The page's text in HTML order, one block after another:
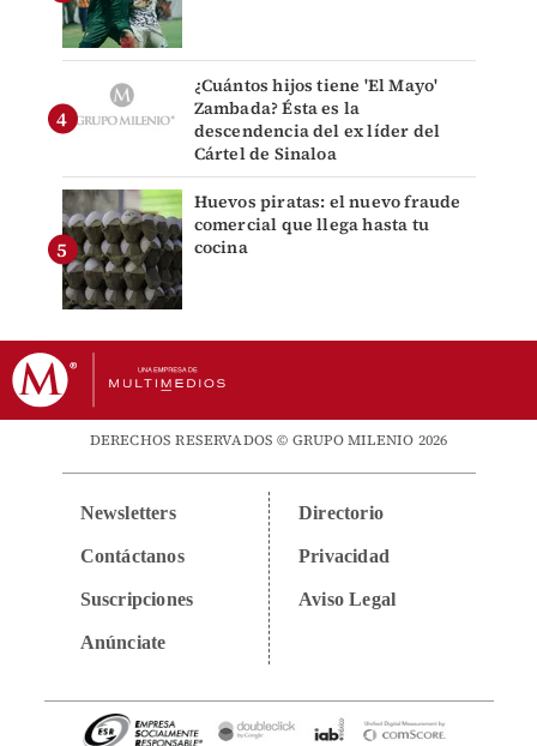
¿Cuántos hijos tiene 'El Mayo'
Zambada? Ésta es la
descendencia del ex líder del
Cártel de Sinaloa
Huevos piratas: el nuevo fraude
comercial que llega hasta tu
cocina
DERECHOS RESERVADOS © GRUPO MILENIO 2026
Newsletters
Contáctanos
Suscripciones
Anúnciate
Directorio
Privacidad
Aviso Legal